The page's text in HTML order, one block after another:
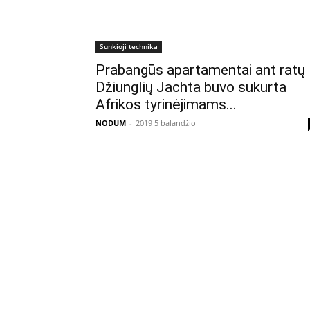
Sunkioji technika
Prabangūs apartamentai ant ratų
Džiunglių Jachta buvo sukurta
Afrikos tyrinėjimams...
NODUM - 2019 5 balandžio